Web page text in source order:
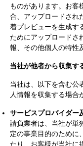
ものがあります。お客
合、アップロードされ
着プレビューを生成す
ためにアップロードさ
報、その他個人の特性
当社が他者から収集す
当社は、以下を含む公
人情報を収集する場合
サービスプロバイダー
請負業者は、当社が単
定の事業目的のために
たり、お客様が当社に